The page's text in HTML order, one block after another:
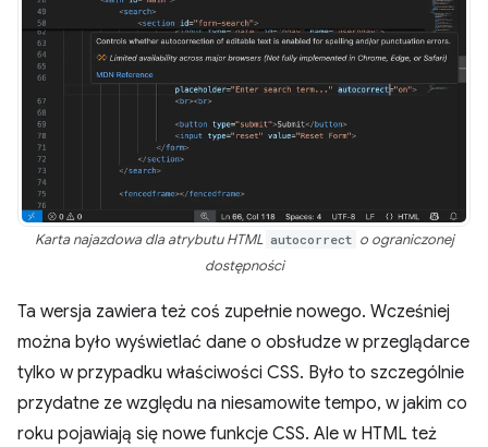
Karta najazdowa dla atrybutu HTML autocorrect o ograniczonej
dostępności
Ta wersja zawiera też coś zupełnie nowego. Wcześniej
można było wyświetlać dane o obsłudze w przeglądarce
tylko w przypadku właściwości CSS. Było to szczególnie
przydatne ze względu na niesamowite tempo, w jakim co
roku pojawiają się nowe funkcje CSS. Ale w HTML też